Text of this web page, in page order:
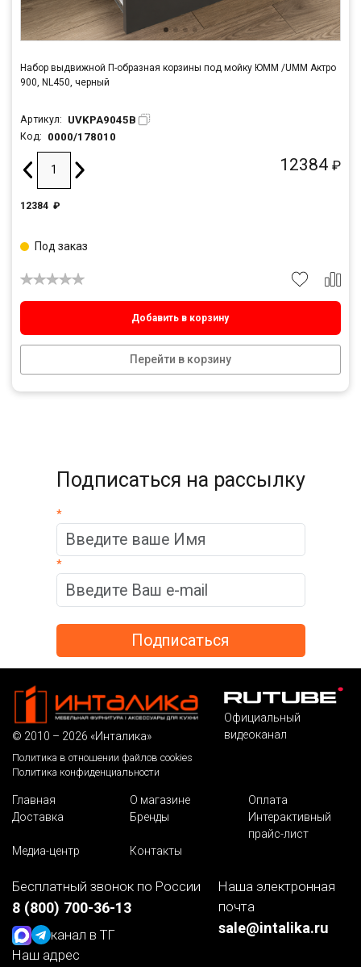
Набор выдвижной П-образная корзины под мойку ЮММ /UMM Актро
900, NL450, черный
Артикул: UVKPA9045B
Код: 0000/178010
12384 ₽
12384 ₽
Добавить в корзину
Перейти в корзину
Под заказ
Подписаться на рассылку
*
*
© 2010 – 2026 «Инталика»
Политика в отношении файлов cookies
Политика конфиденциальности
Официальный
видеоканал
Главная О магазине
Оплата
Доставка
Бренды
Интерактивный
прайс-лист
Медиа-центр
Контакты
Бесплатный звонок по России
8 (800) 700-36-13
канал в ТГ
Наша электронная
почта
sale@intalika.ru
Наш адрес